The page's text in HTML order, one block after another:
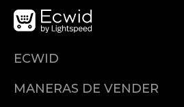
ECWID
Demo
MANERAS DE VENDER